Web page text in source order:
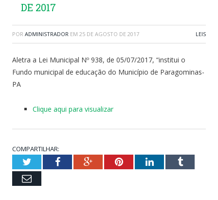
DE 2017
POR ADMINISTRADOR EM 25 DE AGOSTO DE 2017 LEIS
Aletra a Lei Municipal Nº 938, de 05/07/2017, “institui o
Fundo municipal de educação do Município de Paragominas-
PA
Clique aqui para visualizar
COMPARTILHAR:
TwitterFacebookGoogle+PinterestLinkedInTumblr
Email